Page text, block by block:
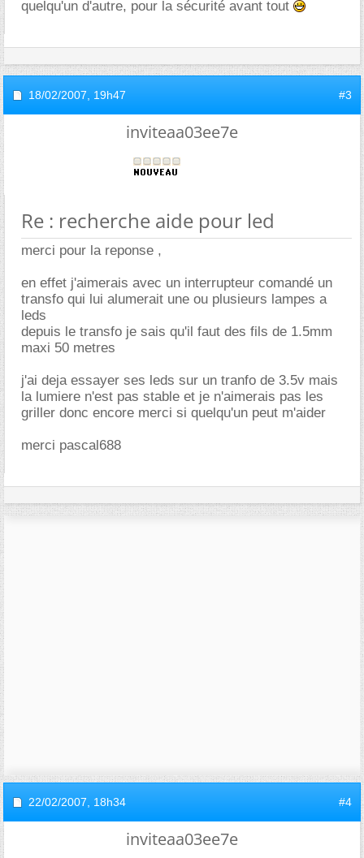
quelqu'un d'autre, pour la sécurité avant tout
18/02/2007, 19h47 #3
inviteaa03ee7e
Re : recherche aide pour led
merci pour la reponse ,
en effet j'aimerais avec un interrupteur comandé un
transfo qui lui alumerait une ou plusieurs lampes a
leds
depuis le transfo je sais qu'il faut des fils de 1.5mm
maxi 50 metres
j'ai deja essayer ses leds sur un tranfo de 3.5v mais
la lumiere n'est pas stable et je n'aimerais pas les
griller donc encore merci si quelqu'un peut m'aider
merci pascal688
22/02/2007, 18h34 #4
inviteaa03ee7e